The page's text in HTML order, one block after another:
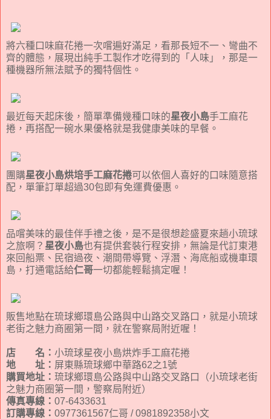
將六種口味麻花捲一次嚐遍好滿足，看那長短不一、彎曲不
齊的體態，展現出純手工製作才吃得到的「人味」，那是一
種機器所無法賦予的獨特個性。
最近每天起床後，簡單準備幾種口味的星夜小島手工麻花
捲，再搭配一碗水果優格就是我健康美味的早餐。
團購星夜小島烘培手工麻花捲可以依個人喜好的口味隨意搭
配，單筆訂單超過30包即有免運費優惠。
品嚐美味的最佳伴手禮之後，是不是很想趁盛夏來趟小琉球
之旅啊？ 星夜小島也有提供套裝行程安排，無論是代訂東港
來回船票、民宿過夜、潮間帶導覽、浮潛、海底船或機車環
島，打通電話給仁哥一切都能輕鬆搞定喔！
販售地點在琉球鄉環島公路與中山路交叉路口，就是小琉球
老街之魅力商圈第一間，就在警察局附近喔！
店 名： 小琉球星夜小島烘炸手工麻花捲
地 址： 屏東縣琉球鄉中華路62之1號
購買地址： 琉球鄉環島公路與中山路交叉路口（小琉球老街
之魅力商圈第一間，警察局附近）
傳真專線： 07-6433631
訂購專線： 0977361567仁哥 / 0981892358小文